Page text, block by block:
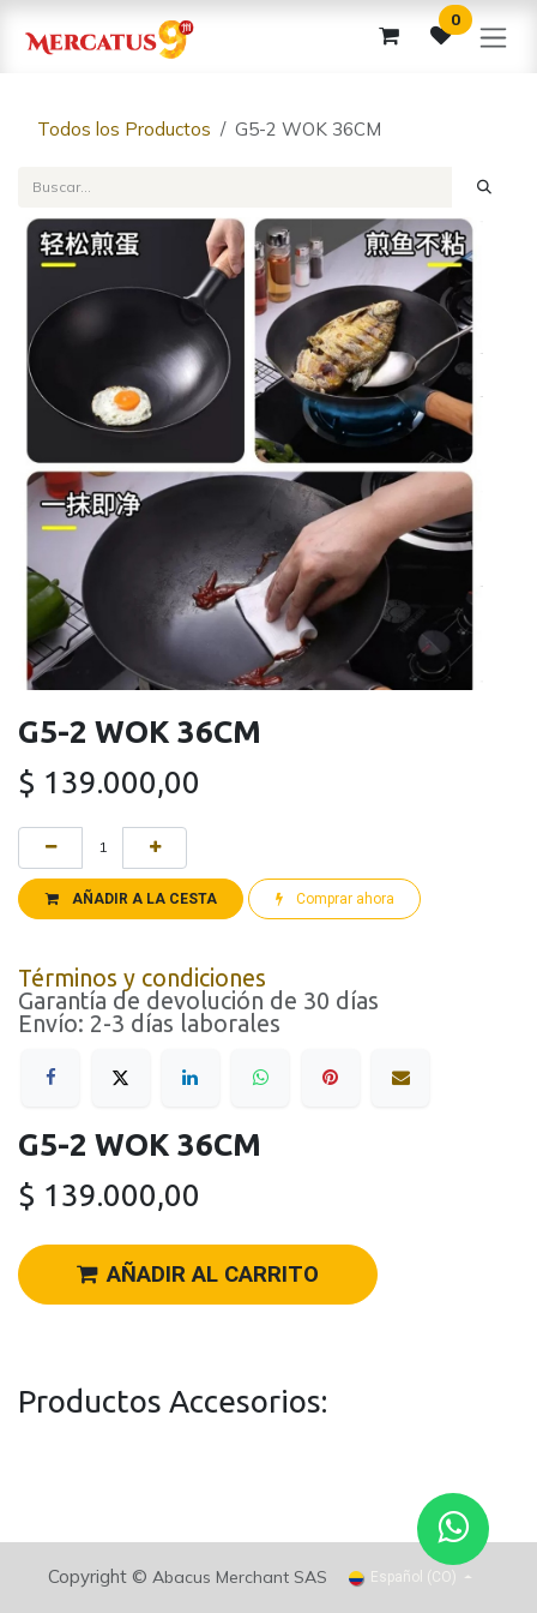
0
Todos los Productos G5-2 WOK 36CM
G5-2 WOK 36CM
$ 139.000,00
AÑADIR A LA CESTA Comprar ahora
Términos y condiciones
Garantía de devolución de 30 días
Envío: 2-3 días laborales
G5-2 WOK 36CM
$ 139.000,00
AÑADIR AL CARRITO
Productos Accesorios:
Copyright © Abacus Merchant SAS Español (CO)